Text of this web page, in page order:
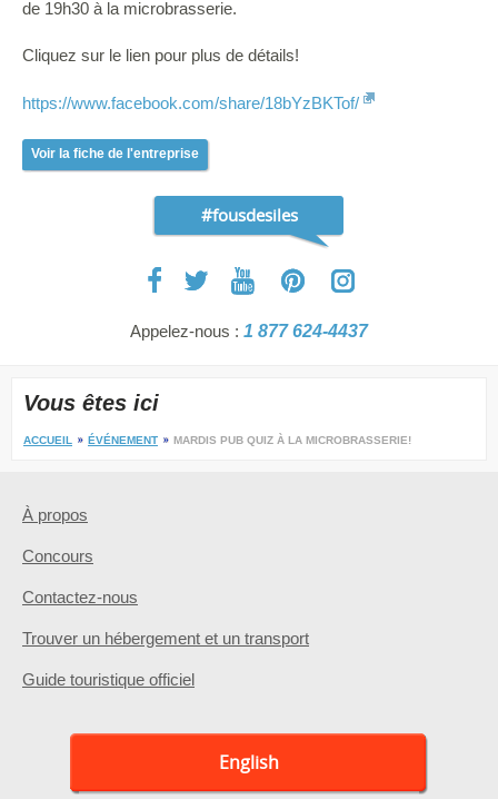
de 19h30 à la microbrasserie.
Cliquez sur le lien pour plus de détails!
https://www.facebook.com/share/18bYzBKTof/
Voir la fiche de l'entreprise
#fousdesiles
Appelez-nous : 1 877 624-4437
Vous êtes ici
ACCUEIL ÉVÉNEMENT MARDIS PUB QUIZ À LA MICROBRASSERIE!
À propos
Concours
Contactez-nous
Trouver un hébergement et un transport
Guide touristique officiel
English